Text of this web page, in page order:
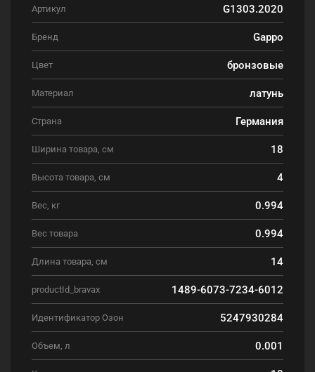
Артикул G1303.2020
Бренд Gappo
Цвет бронзовые
Материал латунь
Страна Германия
Ширина товара, см 18
Высота товара, см 4
Вес, кг 0.994
Вес товара 0.994
Длина товара, см 14
productId_bravax 1489-6073-7234-6012
Идентификатор Озон 5247930284
Объем, л 0.001